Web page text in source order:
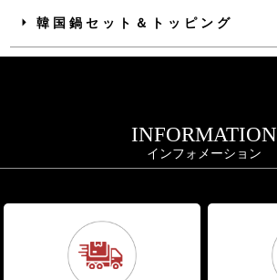
韓国鍋セット＆トッピング
INFORMATION
インフォメーション